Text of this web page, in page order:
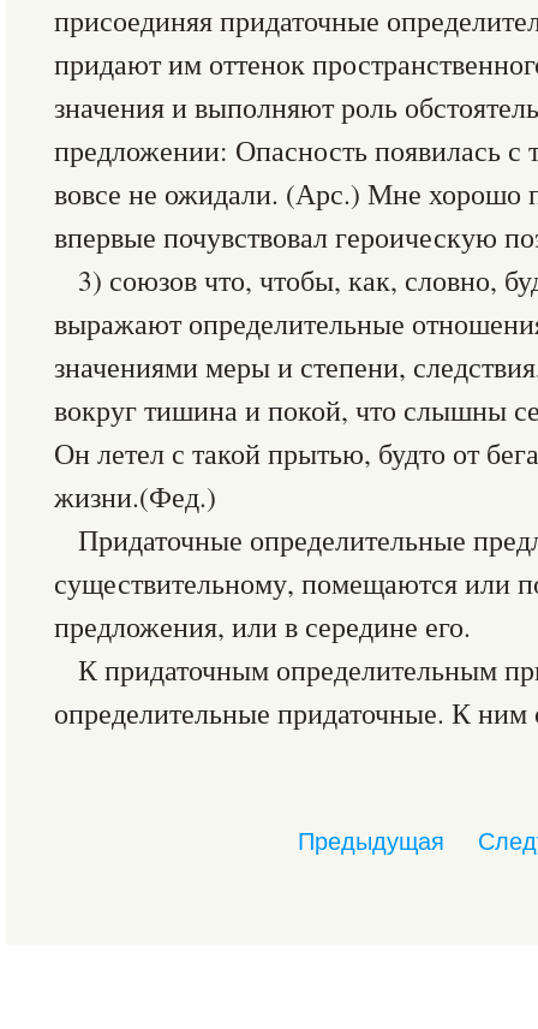
присоединяя придаточные
придают им оттенок
значения и выполняют роль
предложении: Опасность появилась с
вовсе не ожидали. (Арс.) Мне хорошо
впервые почувствовал героическую
3) союзов что, чтобы, как, словно,
выражают определительные
значениями меры и степени,
вокруг тишина и покой, что слышны
Он летел с такой прытью, будто от
жизни.(Фед.)
Придаточные определительные
существительному, помещаются или
предложения, или в середине его.
К придаточным определительным
определительные придаточные. К ним
Предыдущая